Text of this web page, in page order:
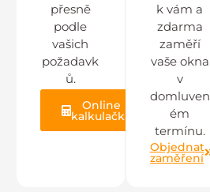
přesně
podle
vašich
požadavk
ů.
Online
kalkulačka
k vám a
zdarma
zaměří
vaše okna
v
domluven
ém
termínu.
Objednat
zaměření